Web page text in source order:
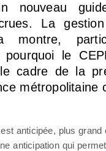
nouveau
crues. La
montre,
pourquoi le
cadre de la
métropolitaine
anticipée, plus
anticipation qui